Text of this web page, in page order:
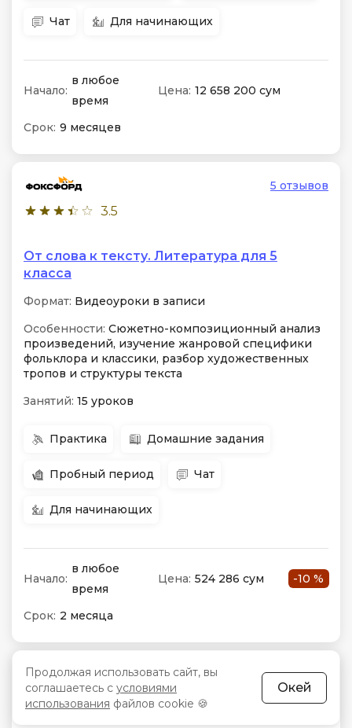
Чат Для начинающих
Начало:
в любое
время
Цена: 12 658 200 сум
Срок: 9 месяцев
3.5
5 отзывов
От слова к тексту. Литература для 5
класса
Формат: Видеоуроки в записи
Особенности: Сюжетно-композиционный анализ
произведений, изучение жанровой специфики
фольклора и классики, разбор художественных
тропов и структуры текста
Занятий: 15 уроков
Практика Домашние задания
Пробный период Чат
Для начинающих
Начало:
в любое
время
Цена: 524 286 сум -10 %
Срок: 2 месяца
3.5
5 отзывов
Продолжая использовать сайт, вы
соглашаетесь с условиями
использования файлов cookie 🍪
Окей